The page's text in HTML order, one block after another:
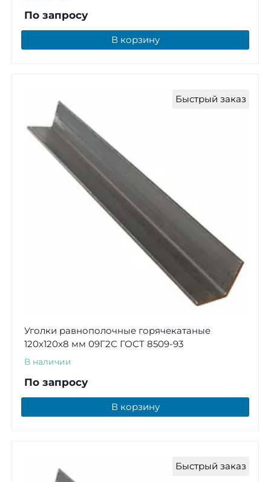
По запросу
В корзину
Быстрый заказ
Уголки равнополочные горячекатаные
120х120х8 мм 09Г2С ГОСТ 8509-93
В наличии
По запросу
В корзину
Быстрый заказ